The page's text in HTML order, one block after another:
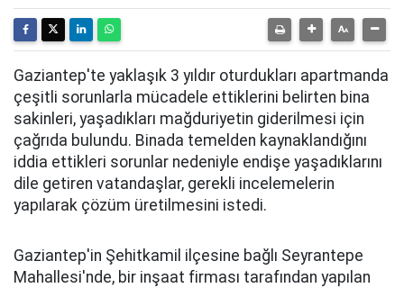
Gaziantep'te yaklaşık 3 yıldır oturdukları apartmanda
çeşitli sorunlarla mücadele ettiklerini belirten bina
sakinleri, yaşadıkları mağduriyetin giderilmesi için
çağrıda bulundu. Binada temelden kaynaklandığını
iddia ettikleri sorunlar nedeniyle endişe yaşadıklarını
dile getiren vatandaşlar, gerekli incelemelerin
yapılarak çözüm üretilmesini istedi.
Gaziantep'in Şehitkamil ilçesine bağlı Seyrantepe
Mahallesi'nde, bir inşaat firması tarafından yapılan